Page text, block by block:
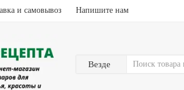
и самовывоз Напишите нам
Везде